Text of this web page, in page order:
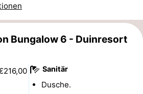
Bungalow 6 - Duinresort
Sanitär
Dusche.